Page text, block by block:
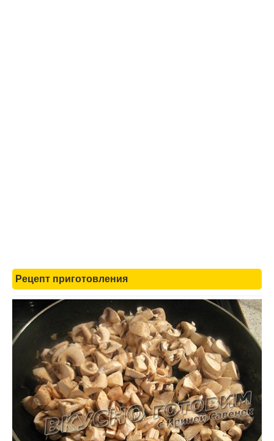
Рецепт приготовления